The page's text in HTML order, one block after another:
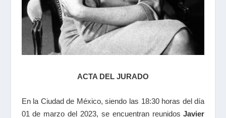
ACTA DEL JURADO
En la Ciudad de México, siendo las 18:30 horas del día
01 de marzo del 2023, se encuentran reunidosJavier